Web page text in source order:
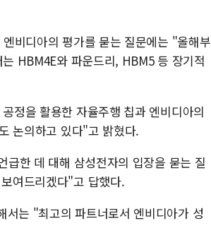
비디아의 평가를 묻는 질문에는 "올해부
HBM4E와 파운드리, HBM5 등 장기적
정을 활용한 자율주행 칩과 엔비디아의
논의하고 있다"고 밝혔다.
한 데 대해 삼성전자의 입장을 묻는 질
여드리겠다"고 답했다.
는 "최고의 파트너로서 엔비디아가 성